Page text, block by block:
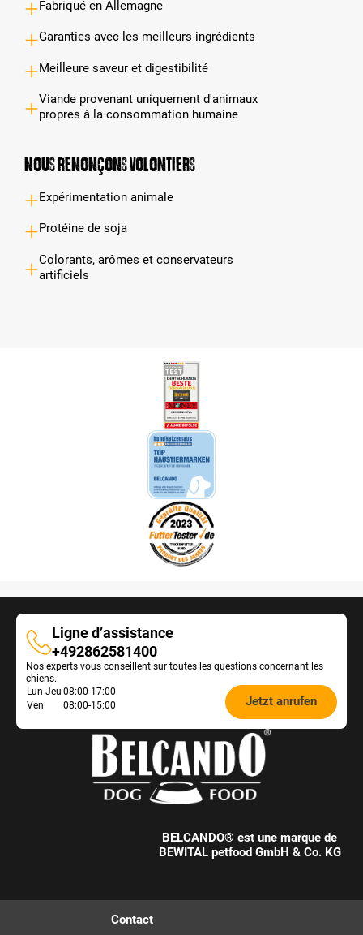
Fabriqué en Allemagne
Garanties avec les meilleurs ingrédients
Meilleure saveur et digestibilité
Viande provenant uniquement d'animaux
propres à la consommation humaine
Nous renonçons volontiers
Expérimentation animale
Protéine de soja
Colorants, arômes et conservateurs
artificiels
Ligne d’assistance
Ligne
d’assistance
+492862581400
Nos experts vous conseillent sur toutes les questions concernant les
chiens.
Öffnungszeiten
Futterberatung:
Lun-Jeu 08:00-17:00
Ven
08:00-15:00 Jetzt anrufen
BELCANDO® est une marque de
BEWITAL petfood GmbH & Co. KG
Contact